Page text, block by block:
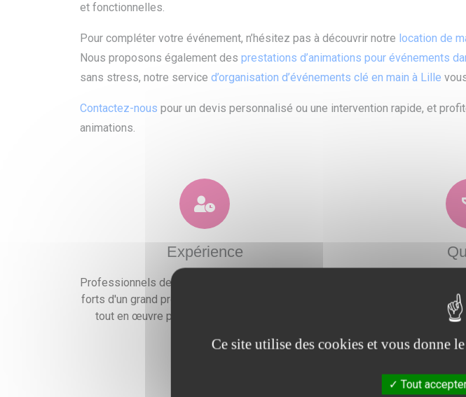
et fonctionnelles.
Pour compléter votre événement, n’hésitez pas à découvrir notre location de
Nous proposons également des prestations d’animations pour événements
sans stress, notre service d’organisation d’événements clé en main à Lille
Contactez-nous pour un devis personnalisé ou une intervention rapide, et
animations.
Expérience
Professionnels de l'événementiel expérimentés et
forts d'un grand professionnalisme, nous mettrons
tout en œuvre pour satisfaire vos exigences.
proposons un large
combleront toutes vos
Ce site utilise des cookies et vous donne
Tout